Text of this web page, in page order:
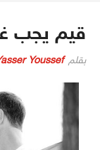
قيم يجب
بقلم Youssef